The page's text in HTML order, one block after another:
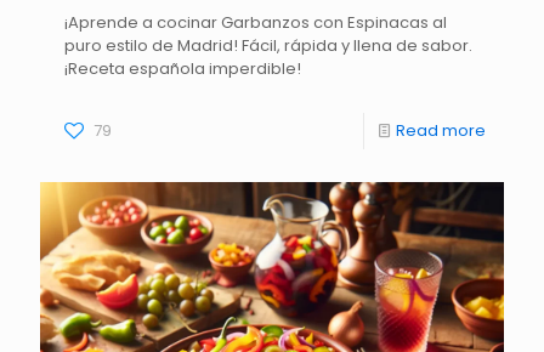
¡Aprende a cocinar Garbanzos con Espinacas al
puro estilo de Madrid! Fácil, rápida y llena de sabor.
¡Receta española imperdible!
79 Read more